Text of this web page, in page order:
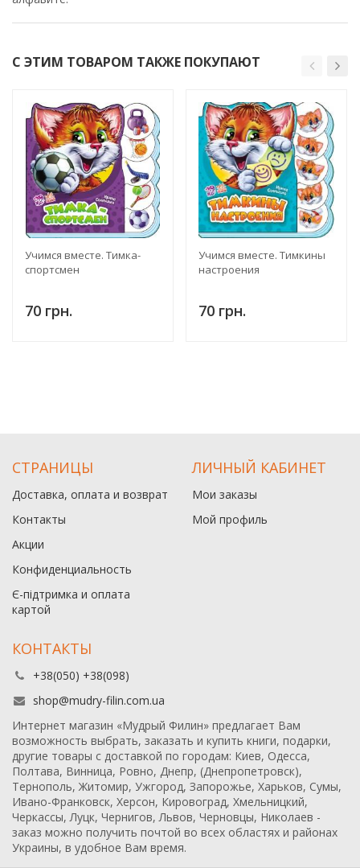
С ЭТИМ ТОВАРОМ ТАКЖЕ ПОКУПАЮТ
Учимся вместе. Тимка-
спортсмен
70 грн.
Учимся вместе. Тимкины
настроения
70 грн.
СТРАНИЦЫ
Доставка, оплата и возврат
Контакты
Акции
Конфиденциальность
Є-підтримка и оплата
картой
ЛИЧНЫЙ КАБИНЕТ
Мои заказы
Мой профиль
КОНТАКТЫ
+38(050) +38(098)
shop@mudry-filin.com.ua
Интернет магазин «Мудрый Филин» предлагает Вам
возможность выбрать, заказать и купить книги, подарки,
другие товары с доставкой по городам: Киев, Одесса,
Полтава, Винница, Ровно, Днепр, (Днепропетровск),
Тернополь, Житомир, Ужгород, Запорожье, Харьков, Сумы,
Ивано-Франковск, Херсон, Кировоград, Хмельницкий,
Черкассы, Луцк, Чернигов, Львов, Черновцы, Николаев -
заказ можно получить почтой во всех областях и районах
Украины, в удобное Вам время.